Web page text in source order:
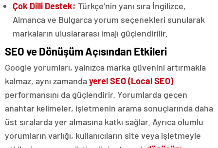
Çok Dilli Destek: Türkçe’nin yanı sıra İngilizce,
Almanca ve Bulgarca yorum seçenekleri sunularak
markaların uluslararası imajı güçlendirilir.
SEO ve Dönüşüm Açısından Etkileri
Google yorumları, yalnızca marka güvenini artırmakla
kalmaz, aynı zamandayerel SEO (Local SEO)
performansını da güçlendirir. Yorumlarda geçen
anahtar kelimeler, işletmenin arama sonuçlarında daha
üst sıralarda yer almasına katkı sağlar. Ayrıca olumlu
yorumların varlığı, kullanıcıların site veya işletmeyle